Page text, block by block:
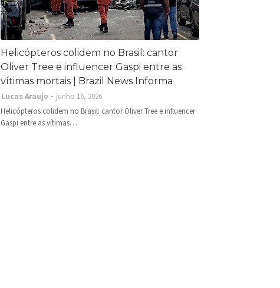
Helicópteros colidem no Brasil: cantor
Oliver Tree e influencer Gaspi entre as
vítimas mortais | Brazil News Informa
Lucas Araujo
junho 16, 2026
Helicópteros colidem no Brasil: cantor Oliver Tree e influencer
Gaspi entre as vítimas…